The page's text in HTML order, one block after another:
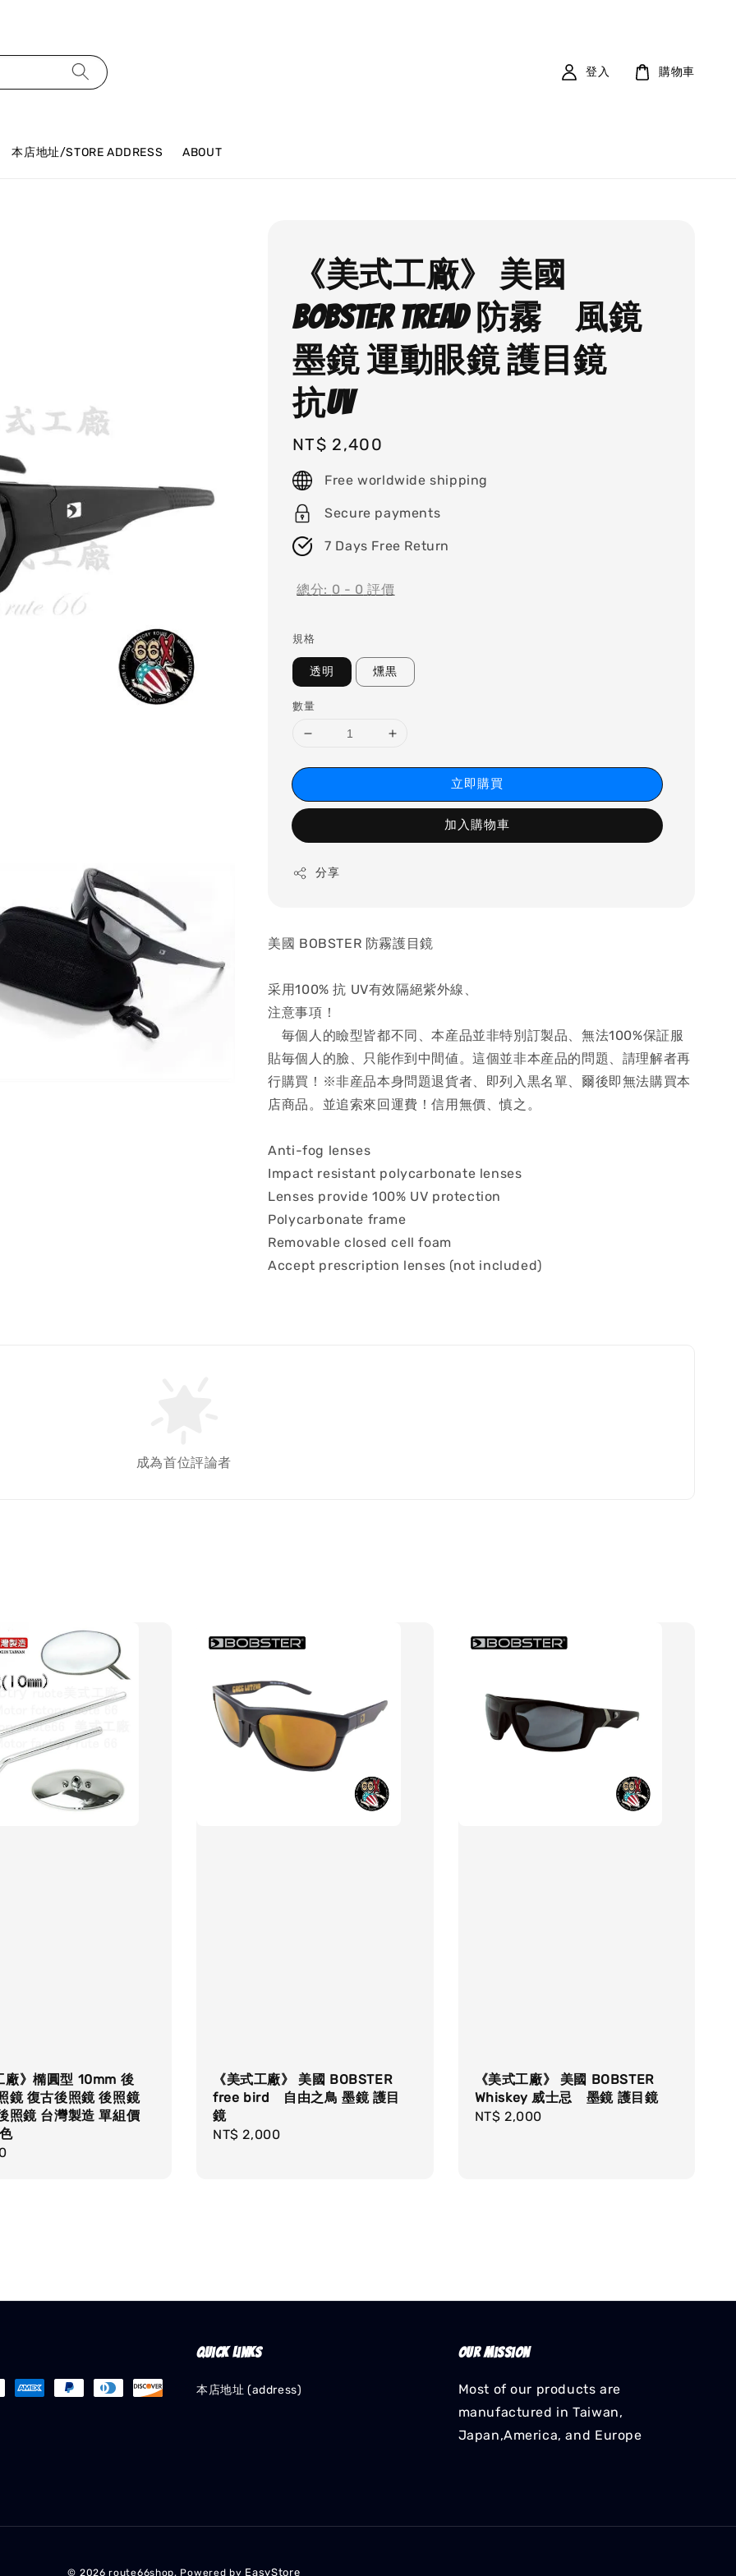
本店地址/STORE ADDRESS ABOUT
登入 購物車
《美式工廠》 美國
BOBSTER Tread 防霧 風鏡
墨鏡 運動眼鏡 護目鏡
抗UV
Regular
price
NT$ 2,400
Free worldwide shipping
Secure payments
7 Days Free Return
總分: 0 - 0 評價
規格
透明 燻黒
數量
立即購買
加入購物車
分享
美國 BOBSTER 防霧護目鏡
采用100% 抗 UV有效隔絕紫外線、
注意事項！
毎個人的瞼型皆都不同、本産品並非特別訂製品、無法100%保証服
貼毎個人的臉、只能作到中間値。這個並非本産品的問題、請理解者再
行購買！※非産品本身問題退貨者、即列入黒名單、爾後即無法購買本
店商品。並追索來回運費！信用無價、慎之。
Anti-fog lenses
Impact resistant polycarbonate lenses
Lenses provide 100% UV protection
Polycarbonate frame
Removable closed cell foam
Accept prescription lenses (not included)
成為首位評論者
廠》橢圓型 10mm 後
鏡 復古後照鏡 後照鏡
照鏡 台灣製造 單組價
《美式工廠》 美國 BOBSTER
free bird 自由之鳥 墨鏡 護目
鏡
Regular
NT$ 2,000
《美式工廠》 美國 BOBSTER
Whiskey 威士忌 墨鏡 護目鏡
Regular
NT$ 2,000
Quick links
本店地址 (address)
Our mission
Most of our products are
manufactured in Taiwan,
Japan,America, and Europe
© 2026 route66shop. Powered by EasyStore